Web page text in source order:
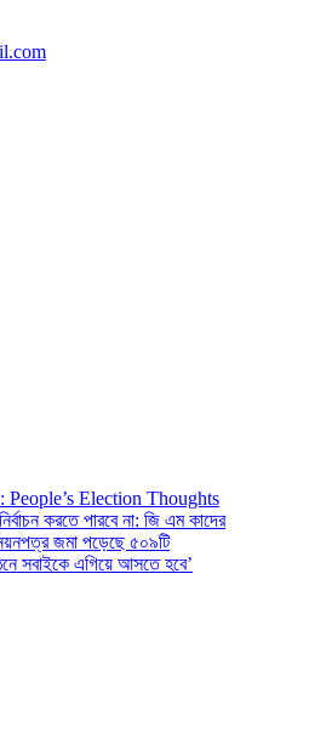
Election Thoughts
করতে পারবে না: জি এম কাদের
জমা পড়েছে ৫০৯টি
সবাইকে এগিয়ে আসতে হবে’